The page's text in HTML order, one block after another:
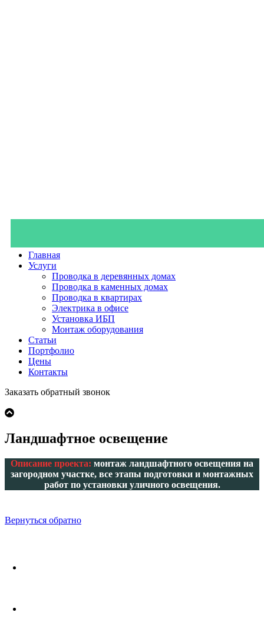
Главная
Услуги
Проводка в деревянных домах
Проводка в каменных домах
Проводка в квартирах
Электрика в офисе
Установка ИБП
Монтаж оборудования
Статьи
Портфолио
Цены
Контакты
Заказать обратный звонок
Ландшафтное освещение
Описание проекта: монтаж ландшафтного освещения на
загородном участке, все этапы подготовки и монтажных
работ по установки уличного освещения.
Вернуться обратно